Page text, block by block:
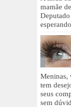
mamãe
Meninas,
tem
seus
sem